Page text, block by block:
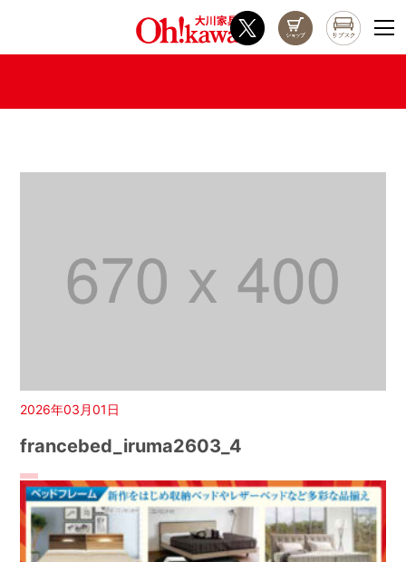
2026年03月01日
francebed_iruma2603_4